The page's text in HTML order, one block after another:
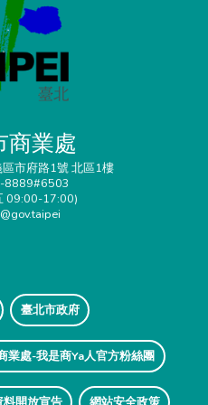
商業處
市府路1號 北區1樓
8889#6503
09:00-17:00)
臺北市政府
業處-我是商Ya人官方粉絲團